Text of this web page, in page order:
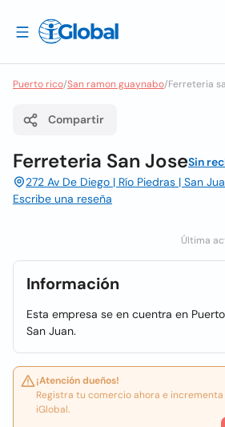
Puerto rico/San ramon guaynabo/Ferreteria
Compartir
Ferreteria San JoseSin
272 Av De Diego | Río Piedras | San
Escribe una reseña
Última
Información
Esta empresa se en cuentra en
San Juan.
¡Atención dueños!
Registra tu comercio ahora e
iGlobal.